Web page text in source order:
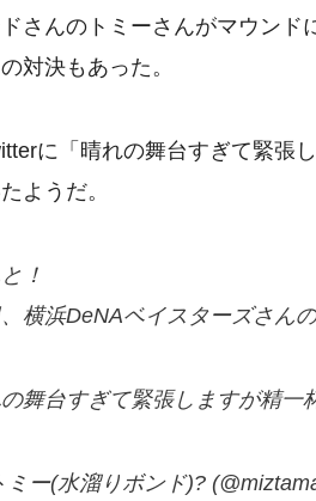
さんのトミーさんがマウンド
対決もあった。
に「晴れの舞台すぎて緊張
ようだ。
！
横浜DeNAベイスターズさん
舞台すぎて緊張しますが精一
ー(水溜りボンド)?